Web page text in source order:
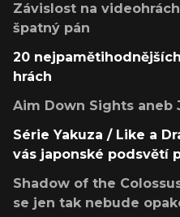
Závislost na
špatný pán
20
hrách
Aim Down Sights aneb
Série Yakuza / Like a
vás japonské podsvětí
Shadow of the
se jen tak nebude